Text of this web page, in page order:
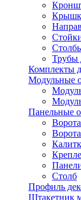
Трубы
Комплекты
Модульные
Панельные
Столб
Профиль
Штакетник